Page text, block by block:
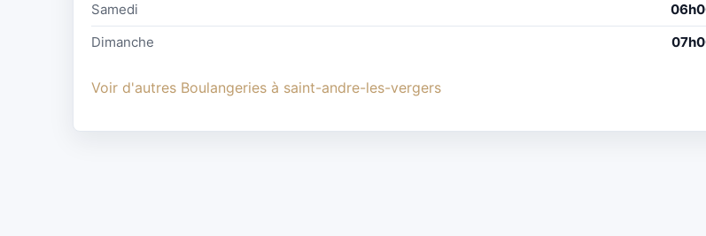
Samedi
Dimanche
Voir d'autres Boulangeries à saint-andre-les-vergers